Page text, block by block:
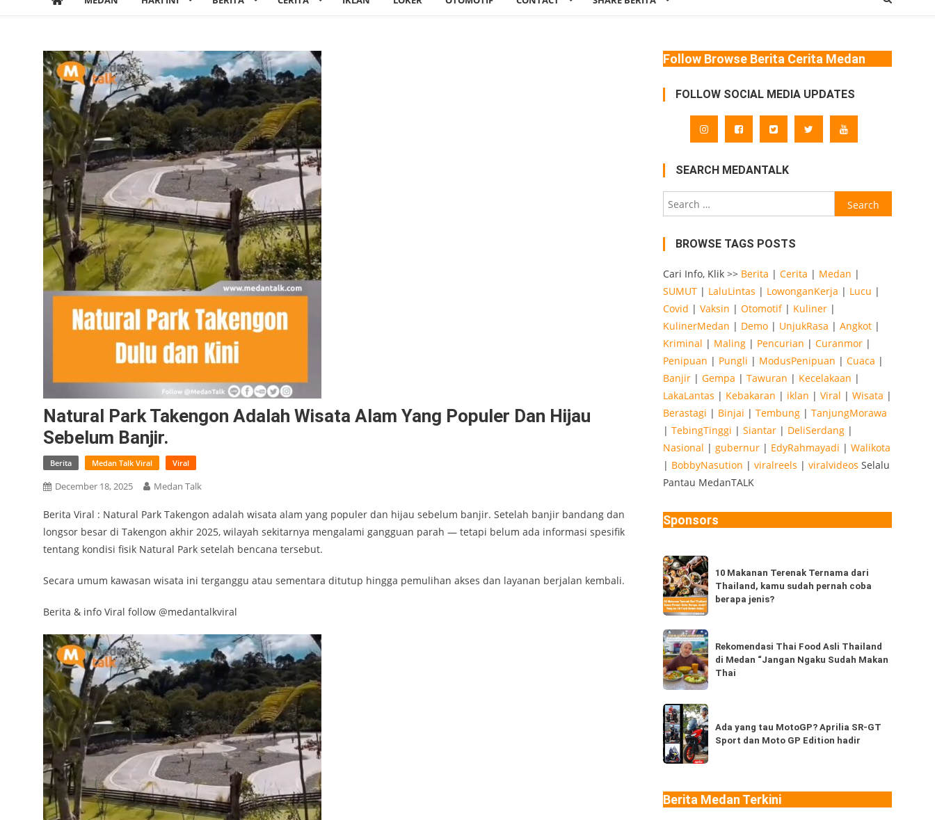
Natural Park Takengon Adalah Wisata Alam Yang Populer Dan Hijau
Sebelum Banjir.
Berita Medan Talk Viral Viral
December 18, 2025 Medan Talk
Berita Viral : Natural Park Takengon adalah wisata alam yang populer dan hijau sebelum banjir. Setelah banjir bandang dan
longsor besar di Takengon akhir 2025, wilayah sekitarnya mengalami gangguan parah — tetapi belum ada informasi spesifik
tentang kondisi fisik Natural Park setelah bencana tersebut.
Secara umum kawasan wisata ini terganggu atau sementara ditutup hingga pemulihan akses dan layanan berjalan kembali.
Berita & info Viral follow @medantalkviral
Follow Browse Berita Cerita Medan
FOLLOW SOCIAL MEDIA UPDATES
SEARCH MEDANTALK
Search
for:
BROWSE TAGS POSTS
Cari Info, Klik >> Berita | Cerita | Medan |
SUMUT| LaluLintas | LowonganKerja | Lucu |
Covid | Vaksin | Otomotif| Kuliner|
KulinerMedan | Demo| UnjukRasa | Angkot|
Kriminal | Maling| Pencurian | Curanmor|
Penipuan | Pungli | ModusPenipuan | Cuaca |
Banjir| Gempa | Tawuran | Kecelakaan |
LakaLantas | Kebakaran | iklan | Viral | Wisata |
Berastagi | Binjai | Tembung| TanjungMorawa
| TebingTinggi | Siantar| DeliSerdang|
Nasional | gubernur| EdyRahmayadi | Walikota
| BobbyNasution | viralreels | viralvideos Selalu
Pantau MedanTALK
Sponsors
10
Makanan
Terenak
Ternama
dari
Thailand,
kamu
sudah
coba
berapa
jenis?
10 Makanan Terenak Ternama dari
Thailand, kamu sudah pernah coba
berapa jenis?
Rekomendasi
Thai
Food
Asli
Thailand
di
Medan
“Jangan
Sudah
Makan
Rekomendasi Thai Food Asli Thailand
di Medan “Jangan Ngaku Sudah Makan
Thai
Ada
yang
tau
MotoGP?
SR-
GT
Ada yang tau MotoGP? Aprilia SR-GT
Sport dan Moto GP Edition hadir
Berita Medan Terkini